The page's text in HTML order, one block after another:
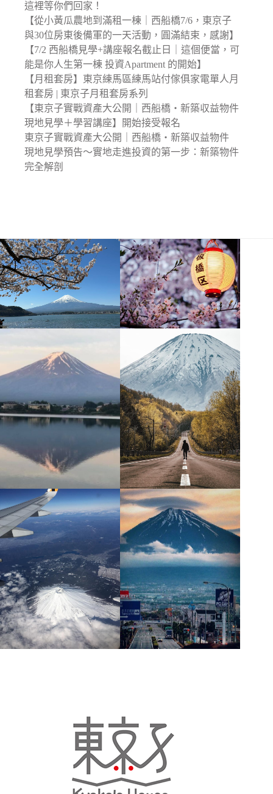
這裡等你們回家！
【從小黃瓜農地到滿租一棟｜西船橋7/6，東京子
與30位房東後備軍的一天活動，圓滿結束，感謝】
【7/2 西船橋見學+講座報名截止日｜這個便當，可
能是你人生第一棟 投資Apartment 的開始】
【月租套房】東京練馬區練馬站付傢俱家電單人月
租套房 | 東京子月租套房系列
【東京子實戰資產大公開｜西船橋・新築収益物件
現地見學＋學習講座】開始接受報名
東京子實戰資產大公開｜西船橋・新築収益物件
現地見學預告〜實地走進投資的第一步：新築物件
完全解剖